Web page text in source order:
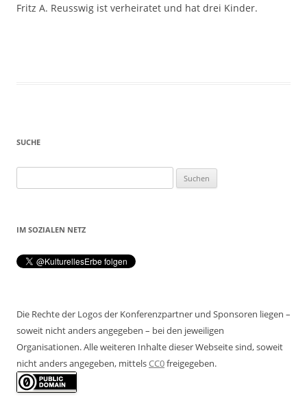
Fritz A. Reusswig ist verheiratet und hat drei Kinder.
SUCHE
nach:
IM SOZIALEN NETZ
Die Rechte der Logos der Konferenzpartner und Sponsoren liegen –
soweit nicht anders angegeben – bei den jeweiligen
Organisationen. Alle weiteren Inhalte dieser Webseite sind, soweit
nicht anders angegeben, mittelsCC0freigegeben.